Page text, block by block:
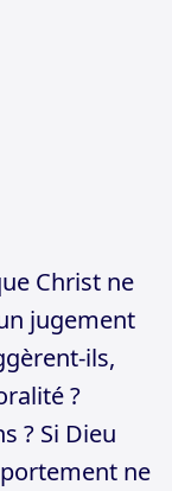
Christ ne
jugement
ils,
?
? Si Dieu
ne